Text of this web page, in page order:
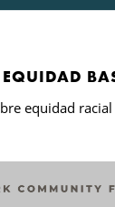
equidad